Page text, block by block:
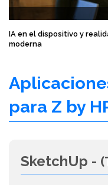
IA en el dispositivo y
moderna
para Z by
SketchUp -